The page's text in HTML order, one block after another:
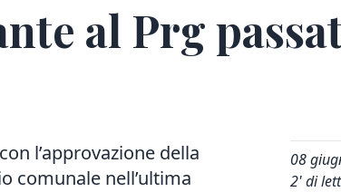
al Prg
l’approvazione della
comunale nell’ultima
08
2' di